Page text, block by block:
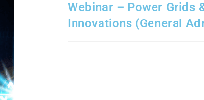
Webinar – Power Grids
Innovations (General